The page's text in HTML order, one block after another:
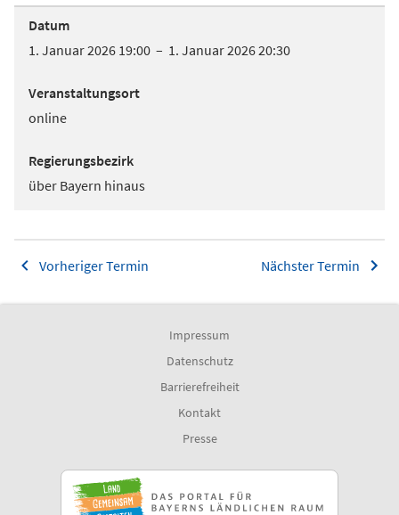
Datum
1. Januar 2026 19:00 – 1. Januar 2026 20:30
Veranstaltungsort
online
Regierungsbezirk
über Bayern hinaus
Vorheriger Termin Nächster Termin
Impressum
Datenschutz
Barrierefreiheit
Kontakt
Presse